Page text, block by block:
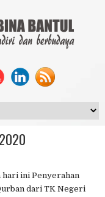
hari ini Penyerahan
dari TK Negeri